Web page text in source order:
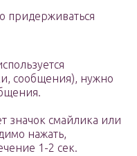
придерживаться
сообщения), нужно
значок смайлика или
нажать,
1-2 сек.